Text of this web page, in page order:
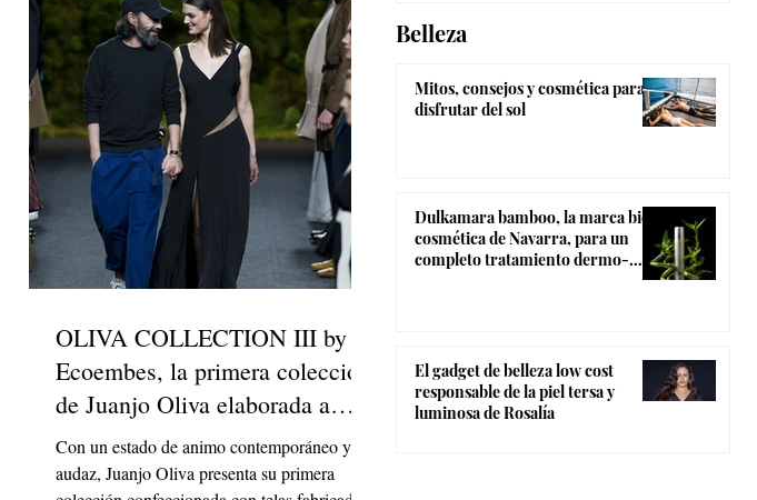
OLIVA COLLECTION III by
Ecoembes, la primera colección
de Juanjo Oliva elaborada a
partir del recicl
Con un estado de animo contemporáneo y
audaz, Juanjo Oliva presenta su primera
Belleza
Mitos, consejos y cosmética para
disfrutar del sol
Dulkamara bamboo, la marca bio-
cosmética de Navarra, para un
completo tratamiento dermo-
El gadget de belleza low cost
responsable de la piel tersa y
luminosa de Rosalía